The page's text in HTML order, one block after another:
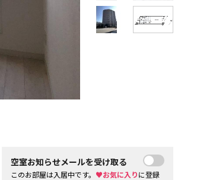
空室お知らせメールを受け取る
このお部屋は入居中です。 ♥お気に入りに登録